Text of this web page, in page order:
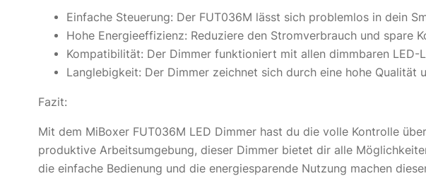
Einfache Steuerung: Der FUT036M lässt sich problemlos in dein
Hohe Energieeffizienz: Reduziere den Stromverbrauch und spare
Kompatibilität: Der Dimmer funktioniert mit allen dimmbaren
Langlebigkeit: Der Dimmer zeichnet sich durch eine hohe
Fazit:
Mit dem MiBoxer FUT036M LED Dimmer hast du die volle Kontrolle
produktive Arbeitsumgebung, dieser Dimmer bietet dir alle
die einfache Bedienung und die energiesparende Nutzung machen